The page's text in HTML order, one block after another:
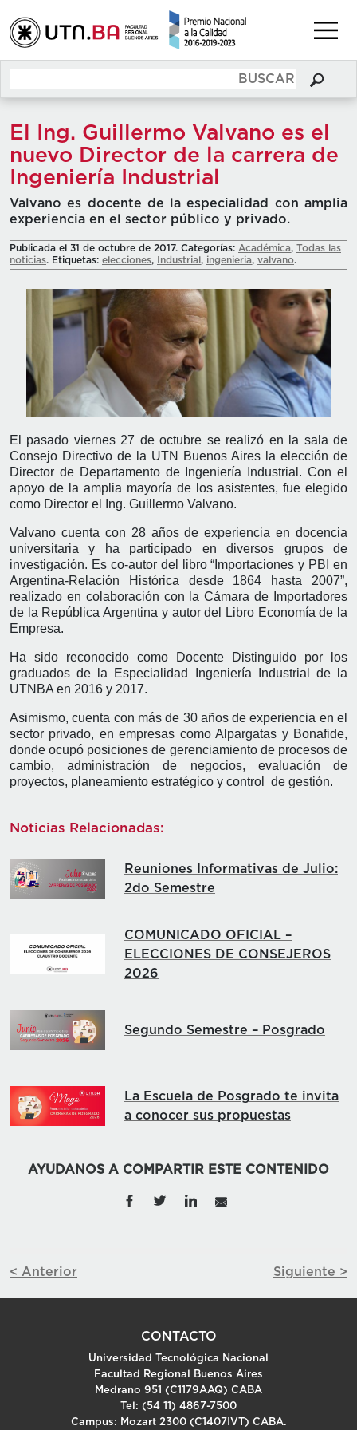
El Ing. Guillermo Valvano es el
nuevo Director de la carrera de
Ingeniería Industrial
Valvano es docente de la especialidad con amplia
experiencia en el sector público y privado.
Publicada el 31 de octubre de 2017. Categorías: Académica, Todas las
noticias. Etiquetas: elecciones, Industrial , ingenieria, valvano.
El pasado viernes 27 de octubre se realizó en la sala de
Consejo Directivo de la UTN Buenos Aires la elección de
Director de Departamento de Ingeniería Industrial. Con el
apoyo de la amplia mayoría de los asistentes, fue elegido
como Director el Ing. Guillermo Valvano.
Valvano cuenta con 28 años de experiencia en docencia
universitaria y ha participado en diversos grupos de
investigación. Es co-autor del libro “Importaciones y PBI en
Argentina-Relación Histórica desde 1864 hasta 2007”,
realizado en colaboración con la Cámara de Importadores
de la República Argentina y autor del Libro Economía de la
Empresa.
Ha sido reconocido como Docente Distinguido por los
graduados de la Especialidad Ingeniería Industrial de la
UTNBA en 2016 y 2017.
Asimismo, cuenta con más de 30 años de experiencia en el
sector privado, en empresas como Alpargatas y Bonafide,
donde ocupó posiciones de gerenciamiento de procesos de
cambio, administración de negocios, evaluación de
proyectos, planeamiento estratégico y control de gestión.
Noticias Relacionadas:
Reuniones Informativas de Julio:
2do Semestre
COMUNICADO OFICIAL –
ELECCIONES DE CONSEJEROS
2026
Segundo Semestre – Posgrado
La Escuela de Posgrado te invita
a conocer sus propuestas
AYUDANOS A COMPARTIR ESTE CONTENIDO
< Anterior Siguiente >
CONTACTO
Universidad Tecnológica Nacional
Facultad Regional Buenos Aires
Medrano 951 (C1179AAQ) CABA
Tel: (54 11) 4867-7500
Campus: Mozart 2300 (C1407IVT) CABA.